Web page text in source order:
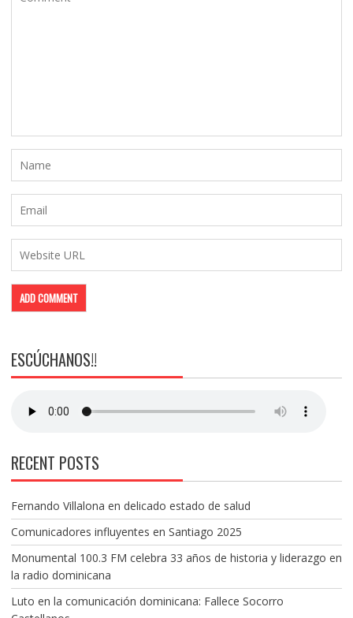
ESCÚCHANOS!!
RECENT POSTS
Fernando Villalona en delicado estado de salud
Comunicadores influyentes en Santiago 2025
Monumental 100.3 FM celebra 33 años de historia y liderazgo en
la radio dominicana
Luto en la comunicación dominicana: Fallece Socorro